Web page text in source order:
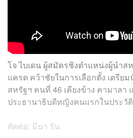
โจ ไบเดน ผู้สมัครชิงตำแหน่งผู้นำส
แครต คว้าชัยในการเลือกตั้ง เตรีย
สหรัฐฯ คนที่ 46 เคียงข้าง คามาลา
ประธานาธิบดีหญิงคนแรกในประวัติ
ตัดต่อ: มีนา ริน